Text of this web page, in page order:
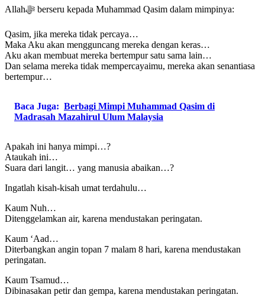
Allahﷻ berseru kepada Muhammad Qasim dalam mimpinya:
Qasim, jika mereka tidak percaya…
Maka Aku akan mengguncang mereka dengan keras…
Aku akan membuat mereka bertempur satu sama lain…
Dan selama mereka tidak mempercayaimu, mereka akan senantiasa
bertempur…
Baca Juga: Berbagi Mimpi Muhammad Qasim di
Madrasah Mazahirul Ulum Malaysia
Apakah ini hanya mimpi…?
Ataukah ini…
Suara dari langit… yang manusia abaikan…?
Ingatlah kisah-kisah umat terdahulu…
Kaum Nuh…
Ditenggelamkan air, karena mendustakan peringatan.
Kaum ‘Aad…
Diterbangkan angin topan 7 malam 8 hari, karena mendustakan
peringatan.
Kaum Tsamud…
Dibinasakan petir dan gempa, karena mendustakan peringatan.